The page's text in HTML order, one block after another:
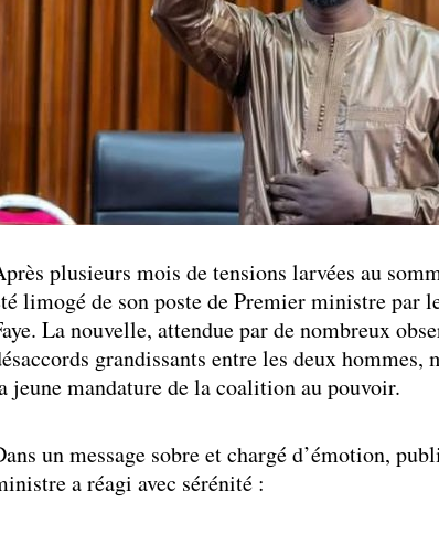
plusieurs mois de tensions larvées au
limogé de son poste de Premier ministre par
La nouvelle, attendue par de nombreux
grandissants entre les deux hommes,
jeune mandature de la coalition au pouvoir.
un message sobre et chargé d’émotion,
a réagi avec sérénité :